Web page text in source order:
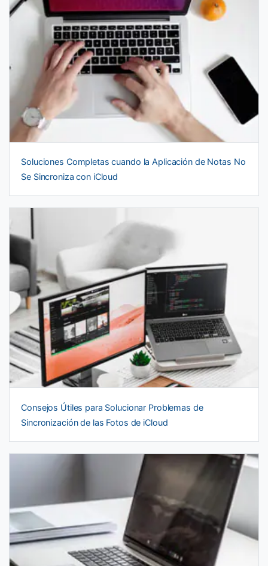
Soluciones Completas cuando la Aplicación de Notas No
Se Sincroniza con iCloud
Consejos Útiles para Solucionar Problemas de
Sincronización de las Fotos de iCloud